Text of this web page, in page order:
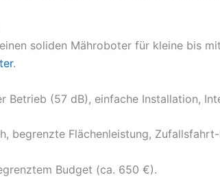
soliden Mähroboter für kleine bis
.
Betrieb (57 dB), einfache Installation,
begrenzte Flächenleistung,
Budget (ca. 650 €).